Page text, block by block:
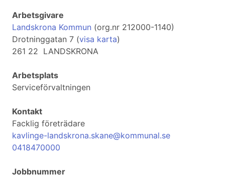
Arbetsgivare
Landskrona Kommun (org.nr 212000-1140)
Drotninggatan 7 (visa karta)
261 22 LANDSKRONA
Arbetsplats
Serviceförvaltningen
Kontakt
Facklig företrädare
kavlinge-landskrona.skane@kommunal.se
0418470000
Jobbnummer